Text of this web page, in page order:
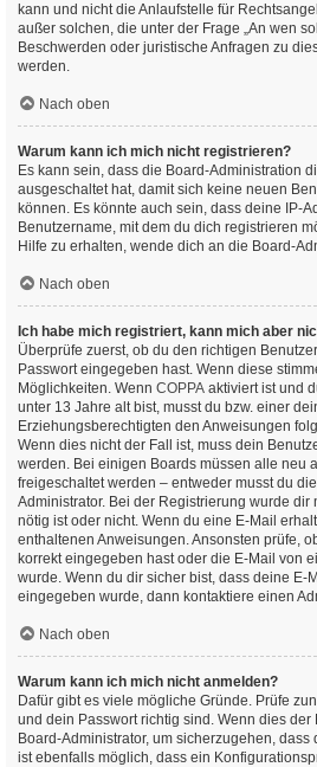
kann und nicht die Anlaufstelle für
außer solchen, die unter der Frage „An wen
Beschwerden oder juristische Anfragen zu
werden.
Nach oben
Warum kann ich mich nicht registrieren?
Es kann sein, dass die Board-Administration
ausgeschaltet hat, damit sich keine neuen
können. Es könnte auch sein, dass deine IP-
Benutzername, mit dem du dich registrieren
Hilfe zu erhalten, wende dich an die Board-
Nach oben
Ich habe mich registriert, kann mich aber
Überprüfe zuerst, ob du den richtigen
Passwort eingegeben hast. Wenn diese
Möglichkeiten. Wenn COPPA aktiviert ist und
unter 13 Jahre alt bist, musst du bzw. einer
Erziehungsberechtigten den Anweisungen
Wenn dies nicht der Fall ist, muss dein
werden. Bei einigen Boards müssen alle neu
freigeschaltet werden – entweder musst du
Administrator. Bei der Registrierung wurde dir
nötig ist oder nicht. Wenn du eine E-Mail
enthaltenen Anweisungen. Ansonsten prüfe,
korrekt eingegeben hast oder die E-Mail von
wurde. Wenn du dir sicher bist, dass deine E-
eingegeben wurde, dann kontaktiere einen
Nach oben
Warum kann ich mich nicht anmelden?
Dafür gibt es viele mögliche Gründe. Prüfe
und dein Passwort richtig sind. Wenn dies
Board-Administrator, um sicherzugehen, dass
ist ebenfalls möglich, dass ein